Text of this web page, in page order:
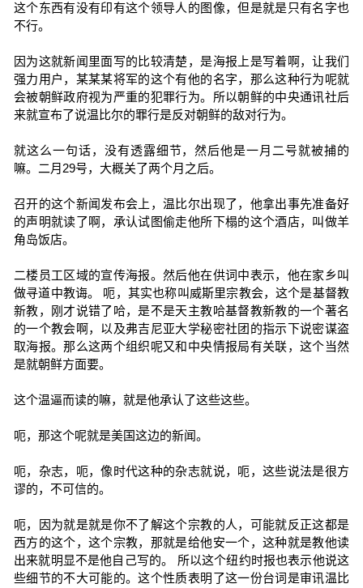
这个东西有没有印有这个领导人的图像，但是就是只有名字也
不行。
因为这就新闻里面写的比较清楚，是海报上是写着啊，让我们
强力用户，某某某将军的这个有他的名字，那么这种行为呢就
会被朝鲜政府视为严重的犯罪行为。所以朝鲜的中央通讯社后
来就宣布了说温比尔的罪行是反对朝鲜的敌对行为。
就这么一句话，没有透露细节，然后他是一月二号就被捕的
嘛。二月29号，大概关了两个月之后。
召开的这个新闻发布会上，温比尔出现了，他拿出事先准备好
的声明就读了啊，承认试图偷走他所下榻的这个酒店，叫做羊
角岛饭店。
二楼员工区域的宣传海报。然后他在供词中表示，他在家乡叫
做寻道中教诲。 呃，其实也称叫威斯里宗教会，这个是基督教
新教，刚才说错了哈，是不是天主教哈基督教新教的一个著名
的一个教会啊，以及弗吉尼亚大学秘密社团的指示下说密谋盗
取海报。那么这两个组织呢又和中央情报局有关联，这个当然
是就朝鲜方面要。
这个温逼而读的嘛，就是他承认了这些这些。
呃，那这个呢就是美国这边的新闻。
呃，杂志，呃，像时代这种的杂志就说，呃，这些说法是很方
谬的，不可信的。
呃，因为就是就是你不了解这个宗教的人，可能就反正这都是
西方的这个，这个宗教，那就是给他安一个，这种就是教他读
出来就明显不是他自己写的。 所以这个纽约时报也表示他说这
些细节的不大可能的。这个性质表明了这一份台词是审讯温比